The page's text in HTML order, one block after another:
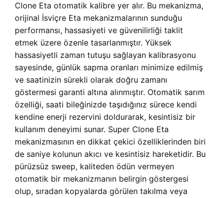
Clone Eta otomatik kalibre yer alır. Bu mekanizma,
orijinal İsviçre Eta mekanizmalarının sunduğu
performansı, hassasiyeti ve güvenilirliği taklit
etmek üzere özenle tasarlanmıştır. Yüksek
hassasiyetli zaman tutuşu sağlayan kalibrasyonu
sayesinde, günlük sapma oranları minimize edilmiş
ve saatinizin sürekli olarak doğru zamanı
göstermesi garanti altına alınmıştır. Otomatik sarım
özelliği, saati bileğinizde taşıdığınız sürece kendi
kendine enerji rezervini doldurarak, kesintisiz bir
kullanım deneyimi sunar. Super Clone Eta
mekanizmasının en dikkat çekici özelliklerinden biri
de saniye kolunun akıcı ve kesintisiz hareketidir. Bu
pürüzsüz sweep, kaliteden ödün vermeyen
otomatik bir mekanizmanın belirgin göstergesi
olup, sıradan kopyalarda görülen takılma veya